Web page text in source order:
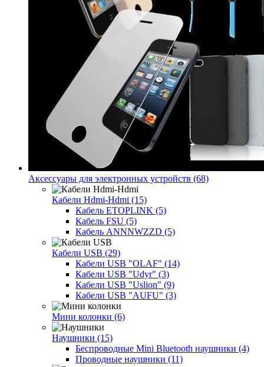
Аксессуары для электронных устройств (68)
Кабели Hdmi-Hdmi (15)
Кабель ETOPLINK (5)
Кабель FSU (5)
Кабель ANNNWZZD (5)
Кабели USB (29)
Кабели USB "OLAF" (14)
Кабели USB "Udyr" (3)
Кабели USB "Uslion" (9)
Кабели USB "AUFU" (3)
Мини колонки (6)
Наушники (15)
Беспроводные Mini Bluetooth наушники (4)
Проводные наушники (11)